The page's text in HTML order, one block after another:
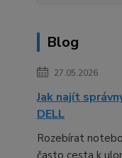
Blog
27.05.2026
Jak najít
DELL
Rozebírat
často cesta k